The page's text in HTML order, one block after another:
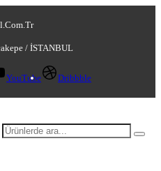
/ İSTANBUL
YouTube Dribbble